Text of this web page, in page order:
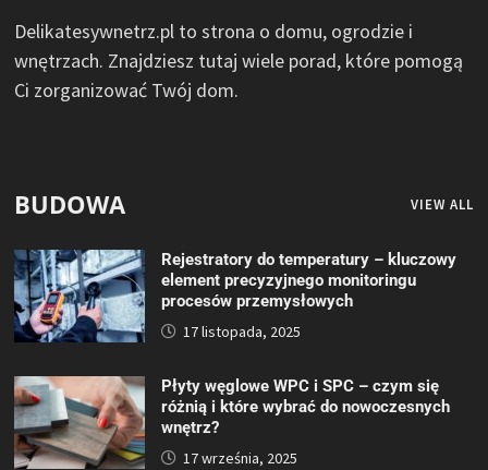
Delikatesywnetrz.pl to strona o domu, ogrodzie i
wnętrzach. Znajdziesz tutaj wiele porad, które pomogą
Ci zorganizować Twój dom.
BUDOWA VIEW ALL
Rejestratory do temperatury – kluczowy
element precyzyjnego monitoringu
procesów przemysłowych
17 listopada, 2025
Płyty węglowe WPC i SPC – czym się
różnią i które wybrać do nowoczesnych
wnętrz?
17 września, 2025